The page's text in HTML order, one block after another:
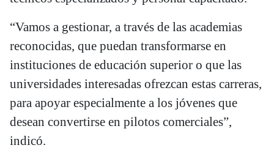
“Vamos a gestionar, a través de las academias
reconocidas, que puedan transformarse en
instituciones de educación superior o que las
universidades interesadas ofrezcan estas carreras,
para apoyar especialmente a los jóvenes que
desean convertirse en pilotos comerciales”,
indicó.